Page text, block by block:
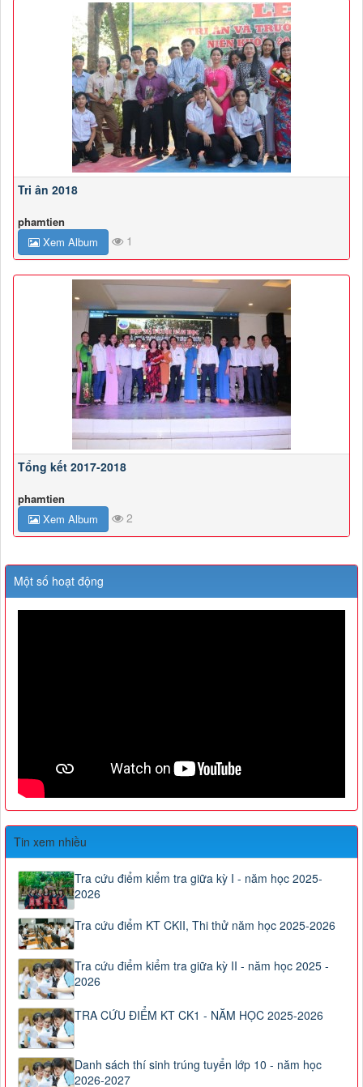
Tri ân 2018
phamtien
Xem Album
1
Tổng kết 2017-2018
phamtien
Xem Album
2
Một số hoạt động
Tin xem nhiều
Tra cứu điểm kiểm tra giữa kỳ I - năm học 2025-
2026
Tra cứu điểm KT CKII, Thi thử năm học 2025-2026
Tra cứu điểm kiểm tra giữa kỳ II - năm học 2025 -
2026
TRA CỨU ĐIỂM KT CK1 - NĂM HỌC 2025-2026
Danh sách thí sinh trúng tuyển lớp 10 - năm học
2026-2027